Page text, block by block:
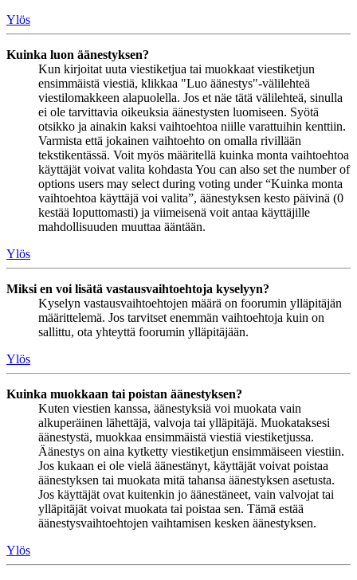
Ylös
Kuinka luon äänestyksen?
Kun kirjoitat uuta viestiketjua tai muokkaat viestiketjun
ensimmäistä viestiä, klikkaa "Luo äänestys"-välilehteä
viestilomakkeen alapuolella. Jos et näe tätä välilehteä, sinulla
ei ole tarvittavia oikeuksia äänestysten luomiseen. Syötä
otsikko ja ainakin kaksi vaihtoehtoa niille varattuihin kenttiin.
Varmista että jokainen vaihtoehto on omalla rivillään
tekstikentässä. Voit myös määritellä kuinka monta vaihtoehtoa
käyttäjät voivat valita kohdasta You can also set the number of
options users may select during voting under “Kuinka monta
vaihtoehtoa käyttäjä voi valita”, äänestyksen kesto päivinä (0
kestää loputtomasti) ja viimeisenä voit antaa käyttäjille
mahdollisuuden muuttaa ääntään.
Ylös
Miksi en voi lisätä vastausvaihtoehtoja kyselyyn?
Kyselyn vastausvaihtoehtojen määrä on foorumin ylläpitäjän
määrittelemä. Jos tarvitset enemmän vaihtoehtoja kuin on
sallittu, ota yhteyttä foorumin ylläpitäjään.
Ylös
Kuinka muokkaan tai poistan äänestyksen?
Kuten viestien kanssa, äänestyksiä voi muokata vain
alkuperäinen lähettäjä, valvoja tai ylläpitäjä. Muokataksesi
äänestystä, muokkaa ensimmäistä viestiä viestiketjussa.
Äänestys on aina kytketty viestiketjun ensimmäiseen viestiin.
Jos kukaan ei ole vielä äänestänyt, käyttäjät voivat poistaa
äänestyksen tai muokata mitä tahansa äänestyksen asetusta.
Jos käyttäjät ovat kuitenkin jo äänestäneet, vain valvojat tai
ylläpitäjät voivat muokata tai poistaa sen. Tämä estää
äänestysvaihtoehtojen vaihtamisen kesken äänestyksen.
Ylös